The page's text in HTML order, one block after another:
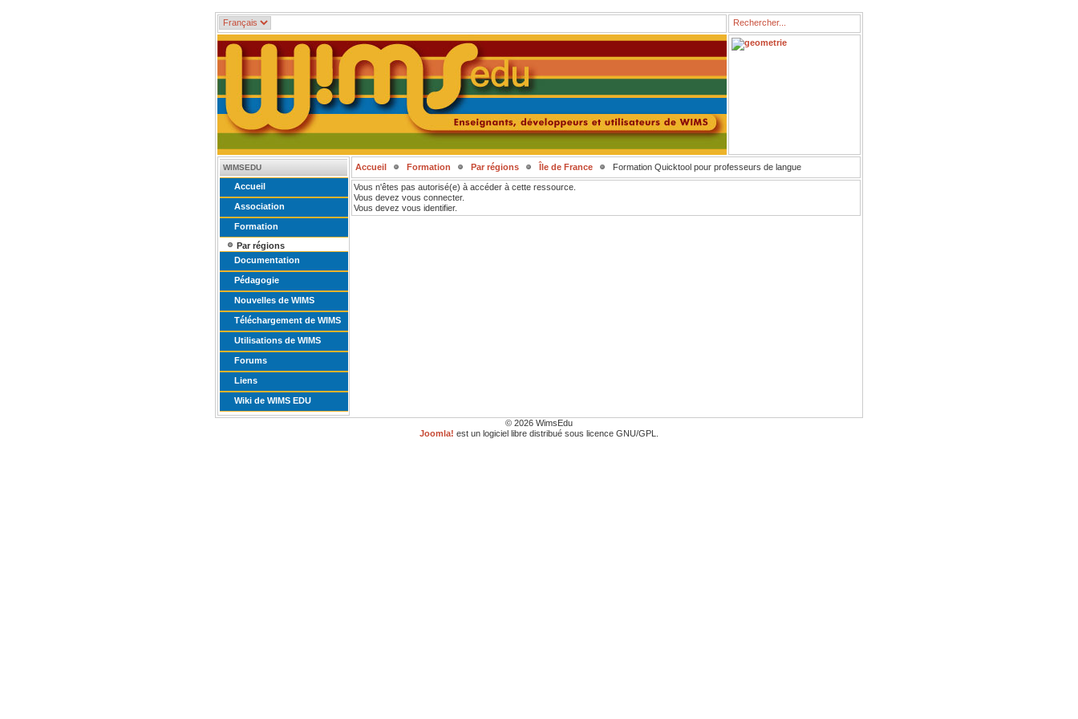
WIMSEDU
Accueil
Association
Formation
Par régions
Documentation
Pédagogie
Nouvelles de WIMS
Téléchargement de WIMS
Utilisations de WIMS
Forums
Liens
Wiki de WIMS EDU
Accueil Formation Par régions Île de France Formation Quicktool pour professeurs de langue
Vous n'êtes pas autorisé(e) à accéder à cette ressource.
Vous devez vous connecter.
Vous devez vous identifier.
© 2026 WimsEdu
Joomla! est un logiciel libre distribué sous licence GNU/GPL.